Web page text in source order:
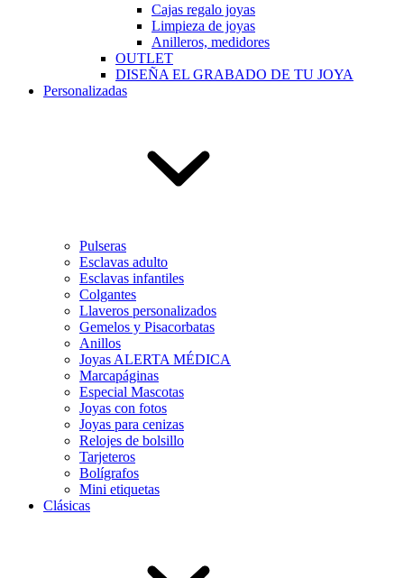
Cajas regalo joyas
Limpieza de joyas
Anilleros, medidores
OUTLET
DISEÑA EL GRABADO DE TU JOYA
Personalizadas
Pulseras
Esclavas adulto
Esclavas infantiles
Colgantes
Llaveros personalizados
Gemelos y Pisacorbatas
Anillos
Joyas ALERTA MÉDICA
Marcapáginas
Especial Mascotas
Joyas con fotos
Joyas para cenizas
Relojes de bolsillo
Tarjeteros
Bolígrafos
Mini etiquetas
Clásicas